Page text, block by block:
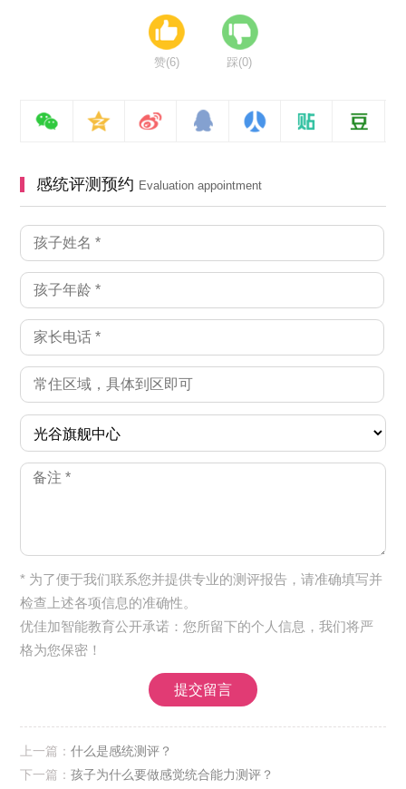
赞(6) 踩(0)
感统评测预约 Evaluation appointment
* 为了便于我们联系您并提供专业的测评报告，请准确填写并
检查上述各项信息的准确性。
优佳加智能教育公开承诺：您所留下的个人信息，我们将严
格为您保密！
上一篇：什么是感统测评？
下一篇：孩子为什么要做感觉统合能力测评？